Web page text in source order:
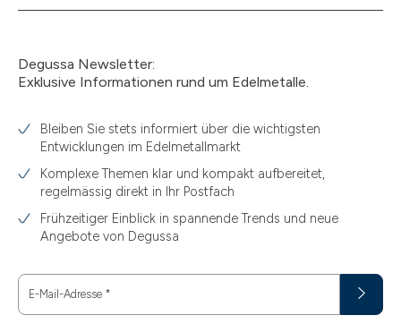
Degussa Newsletter:
Exklusive Informationen rund um Edelmetalle.
Bleiben Sie stets informiert über die wichtigsten
Entwicklungen im Edelmetallmarkt
Komplexe Themen klar und kompakt aufbereitet,
regelmässig direkt in Ihr Postfach
Frühzeitiger Einblick in spannende Trends und neue
Angebote von Degussa
E-Mail-Adresse *